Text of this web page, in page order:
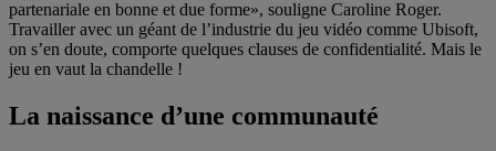
partenariale en bonne et due forme», souligne Caroline Roger.
Travailler avec un géant de l’industrie du jeu vidéo comme Ubisoft,
on s’en doute, comporte quelques clauses de confidentialité. Mais le
jeu en vaut la chandelle !
La naissance d’une communauté